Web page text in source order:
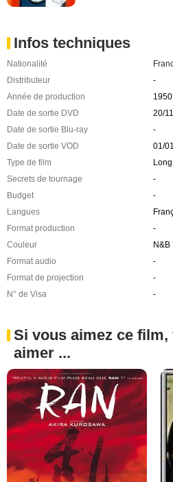
Infos techniques
Nationalité
Distributeur
-
Année de production
1950
Date de sortie DVD
20/
Date de sortie Blu-ray
-
Date de sortie VOD
01/
Type de film
Secrets de tournage
-
Budget
-
Langues
Format production
-
Couleur
N&B
Format audio
-
Format de projection
-
N° de Visa
-
Si vous aimez ce
aimer ...